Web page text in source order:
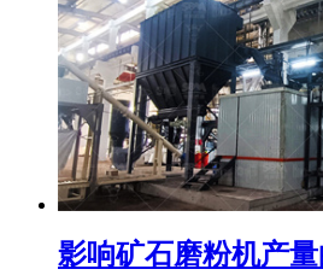
影响矿石磨粉机产